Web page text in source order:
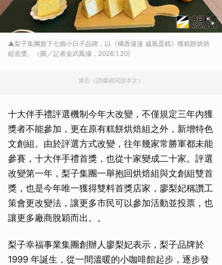
▲梨子集團旗下七個小日子品牌，以《橘香漫漫 戚風蛋糕》獲糕餅烘焙
組首獎。（圖／記者金武鳳攝，2026.1.20)
廣告（請繼續閱讀本文）
十大伴手禮評選機制今年大改變，不僅規定三年內獲
獎者不能參加，更在原有糕餅烘焙組之外，新增特色
文創組。由於評選方式改變，往年幾家常勝軍都未能
參賽，十大伴手禮首獎，也從十家變成二十家。評選
改變第一年，梨子集團一舉抱回烘焙組與文創組雙首
獎，也是今年唯一獲得雙料首獎店家，廖梨妃稱讚工
策會更改變法，讓更多市民可以參加活動並投票，也
讓更多廠商脫穎而出。。
梨子幸福事業集團創辦人廖梨妃表示，梨子品牌於
1999 年誕生，從一間溫暖的小咖啡館起步，逐步發